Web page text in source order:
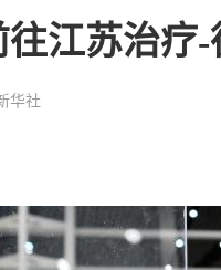
江苏治疗
华社